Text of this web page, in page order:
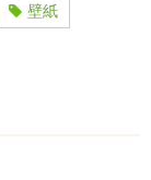
壁紙